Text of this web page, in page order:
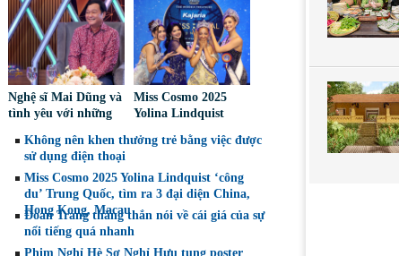
Nghệ sĩ Mai Dũng và
tình yêu với những
Miss Cosmo 2025
Yolina Lindquist
đại diện mới tranh
Không nên khen thưởng trẻ bằng việc được
sử dụng điện thoại
Miss Cosmo 2025 Yolina Lindquist ‘công
du’ Trung Quốc, tìm ra 3 đại diện China,
Hong Kong, Macau
Đoan Trang thẳng thắn nói về cái giá của sự
nổi tiếng quá nhanh
Phim Nghỉ Hè Sợ Nghỉ Hưu tung poster